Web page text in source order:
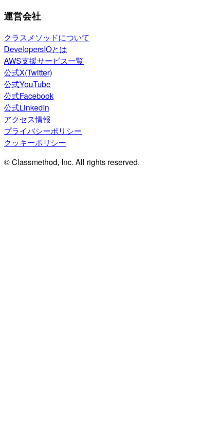
運営会社
クラスメソッドについて
DevelopersIOとは
AWS支援サービス一覧
公式X(Twitter)
公式YouTube
公式Facebook
公式LinkedIn
アクセス情報
プライバシーポリシー
クッキーポリシー
© Classmethod, Inc. All rights reserved.